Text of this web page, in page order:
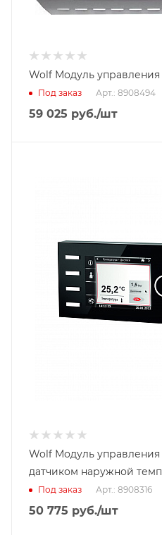
Wolf Модуль управления
Под заказ Арт.: 8908494
59 025 руб./шт
Wolf Модуль
датчиком наружной
Под заказ Арт.: 8908316
50 775 руб./шт